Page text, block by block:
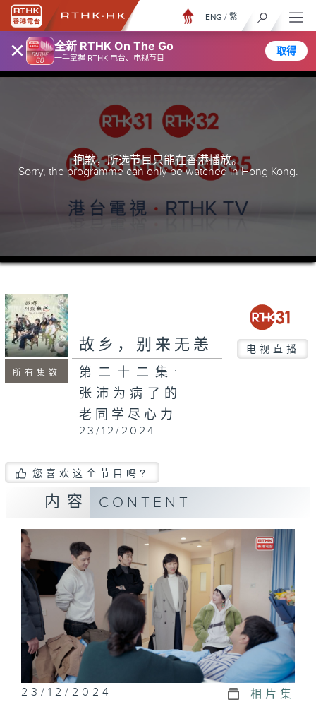
× 全新 RTHK On The Go
一手掌握 RTHK 电台、电视节目
取得
ENG / 繁
抱歉，所选节目只能在香港播放。
Sorry, the programme can only be watched in Hong Kong.
所有集数
故乡，别来无恙 电视直播
第二十二集:
张沛为病了的
老同学尽心力
23/12/2024
您喜欢这个节目吗?
内容 CONTENT
23/12/2024 相片集